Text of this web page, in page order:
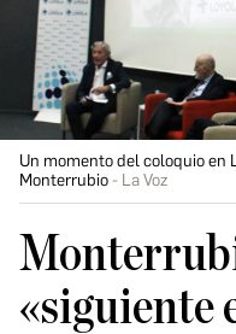
Un momento del coloquio en
Monterrubio
La Voz
«siguiente